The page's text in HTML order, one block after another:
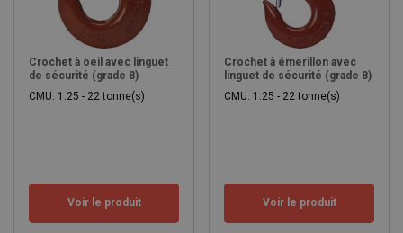
Crochet à oeil avec linguet
de sécurité (grade 8)
CMU: 1.25 - 22 tonne(s)
Voir le produit
Crochet à émerillon avec
linguet de sécurité (grade 8)
CMU: 1.25 - 22 tonne(s)
Voir le produit